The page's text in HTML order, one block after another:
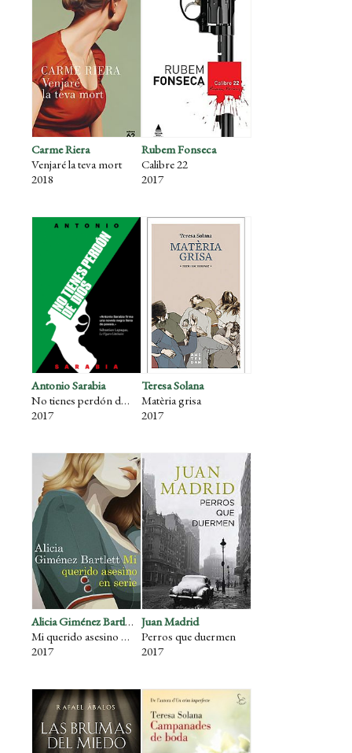
Carme Riera
Venjaré la teva mort
2018
Rubem Fonseca
Calibre 22
2017
Antonio Sarabia
No tienes perdón de Dios
2017
Teresa Solana
Matèria grisa
2017
Alicia Giménez Bartlett
Mi querido asesino en serie
2017
Juan Madrid
Perros que duermen
2017